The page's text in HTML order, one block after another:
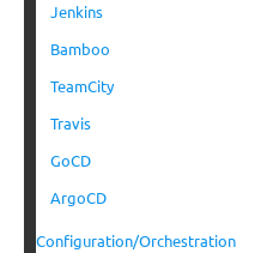
Jenkins
Bamboo
TeamCity
Travis
GoCD
ArgoCD
Configuration/Orchestration